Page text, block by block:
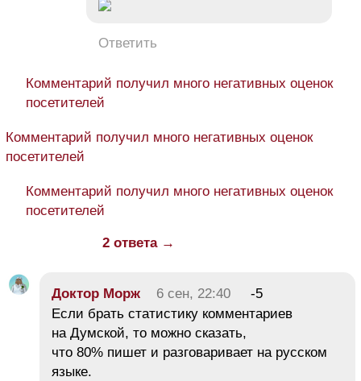
Ответить
Комментарий получил много негативных оценок
посетителей
Комментарий получил много негативных оценок
посетителей
Комментарий получил много негативных оценок
посетителей
2 ответа →
Дoктop Mopж 6 сен, 22:40
-5
Если брать статистику комментариев
на Думской, то можно сказать,
что 80% пишет и разговаривает на русском
языке.